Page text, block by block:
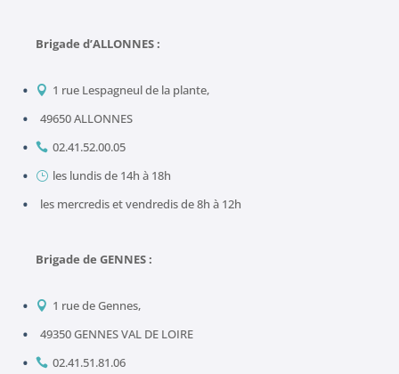
Brigade d’ALLONNES :
 1 rue Lespagneul de la plante,
49650 ALLONNES
 02.41.52.00.05
} les lundis de 14h à 18h
les mercredis et vendredis de 8h à 12h
Brigade de GENNES :
 1 rue de Gennes,
49350 GENNES VAL DE LOIRE
 02.41.51.81.06